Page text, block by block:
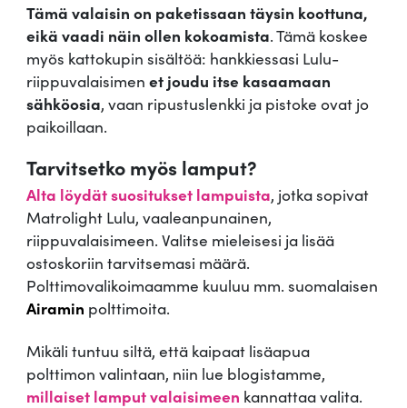
Tämä valaisin on paketissaan täysin koottuna,
eikä vaadi näin ollen kokoamista. Tämä koskee
myös kattokupin sisältöä: hankkiessasi Lulu-
riippuvalaisimen et joudu itse kasaamaan
sähköosia, vaan ripustuslenkki ja pistoke ovat jo
paikoillaan.
Tarvitsetko myös lamput?
Alta löydät suositukset lampuista, jotka sopivat
Matrolight Lulu, vaaleanpunainen,
riippuvalaisimeen. Valitse mieleisesi ja lisää
ostoskoriin tarvitsemasi määrä.
Polttimovalikoimaamme kuuluu mm. suomalaisen
Airamin polttimoita.
Mikäli tuntuu siltä, että kaipaat lisäapua
polttimon valintaan, niin lue blogistamme,
millaiset lamput valaisimeen kannattaa valita.